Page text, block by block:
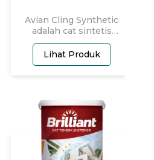
Avian Cling Synthetic
adalah cat sintetis
enamel berbahan dasar
resin alkyd berkualitas
tinggi dengan harga
tutup baik, dapat di cuci
serta mempunyai
kelenturan dan
kehalusan sangat baik.
Dapat digunakan untuk
Lihat Produk